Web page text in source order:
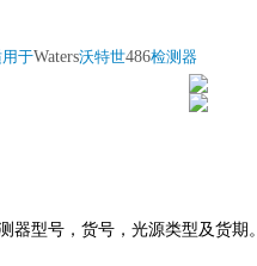
于Waters沃特世486检测器
型号，货号，光源类型及货期。